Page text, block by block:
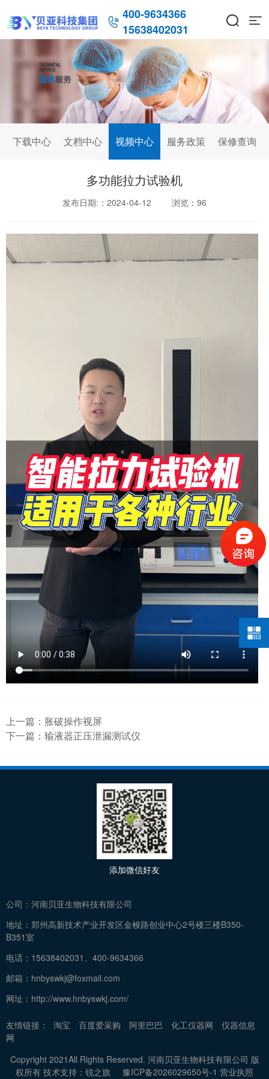
 400-9634366
15638402031
 
下载中心 文档中心 视频中心 服务政策 保修查询
多功能拉力试验机
发布日期:：2024-04-12 浏览： 96
上一篇： 胀破操作视屏
下一篇： 输液器正压泄漏测试仪
公司： 河南贝亚生物科技有限公司
地址： 郑州高新技术产业开发区金梭路创业中心2号楼三楼B350-
B351室
电话： 15638402031、400-9634366
邮箱： hnbyswkj@foxmail.com
网址： http://www.hnbyswkj.com/
添加微信好友
友情链接： 淘宝 百度爱采购 阿里巴巴 化工仪器网
仪器信息
网
Copyright 2021All Rights Reserved. 河南贝亚生物科技有限公司 版
权所有 技术支持： 锐之旗 豫ICP备2026029650号-1 营业执照